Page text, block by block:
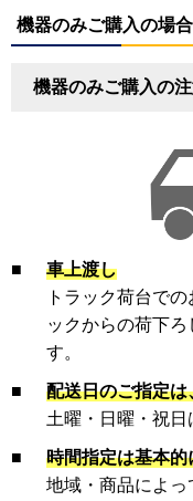
機器のみご購入の場
機器のみご購入の
■
車上渡し
トラック荷台で
ックからの荷下
す。
■
配送日のご指定
土曜・日曜・祝日
■
時間指定は基本
地域・商品によっ